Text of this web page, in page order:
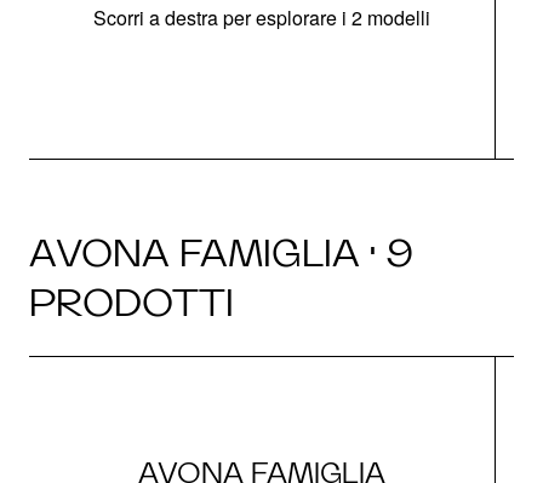
Scorri a destra per esplorare i 2 modelli
AVONA FAMIGLIA · 9
PRODOTTI
AVONA FAMIGLIA